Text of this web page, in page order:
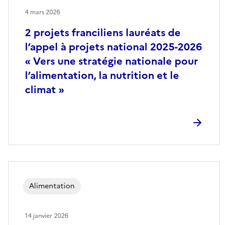
2 projets franciliens lauréats de
l’appel à projets national 2025-2026
« Vers une stratégie nationale pour
l’alimentation, la nutrition et le
climat »
4 mars 2026
Alimentation
14 janvier 2026